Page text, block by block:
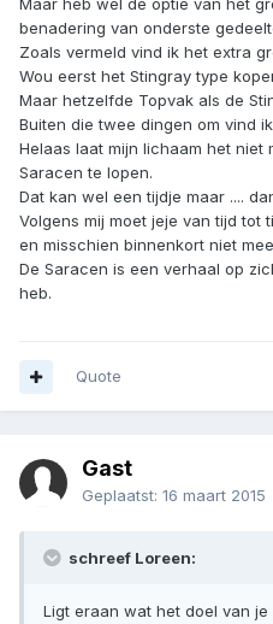
Maar heb wel de optie van het
benadering van onderste
Zoals vermeld vind ik het extra
Wou eerst het Stingray type
Maar hetzelfde Topvak als de
Buiten die twee dingen om vind
Helaas laat mijn lichaam het niet
Saracen te lopen.
Dat kan wel een tijdje maar ....
Volgens mij moet jeje van tijd tot
en misschien binnenkort niet
De Saracen is een verhaal op
heb.
Quote
Gast
Geplaatst: 16 maart 2015
schreef Loreen:
Ligt eraan wat het doel van